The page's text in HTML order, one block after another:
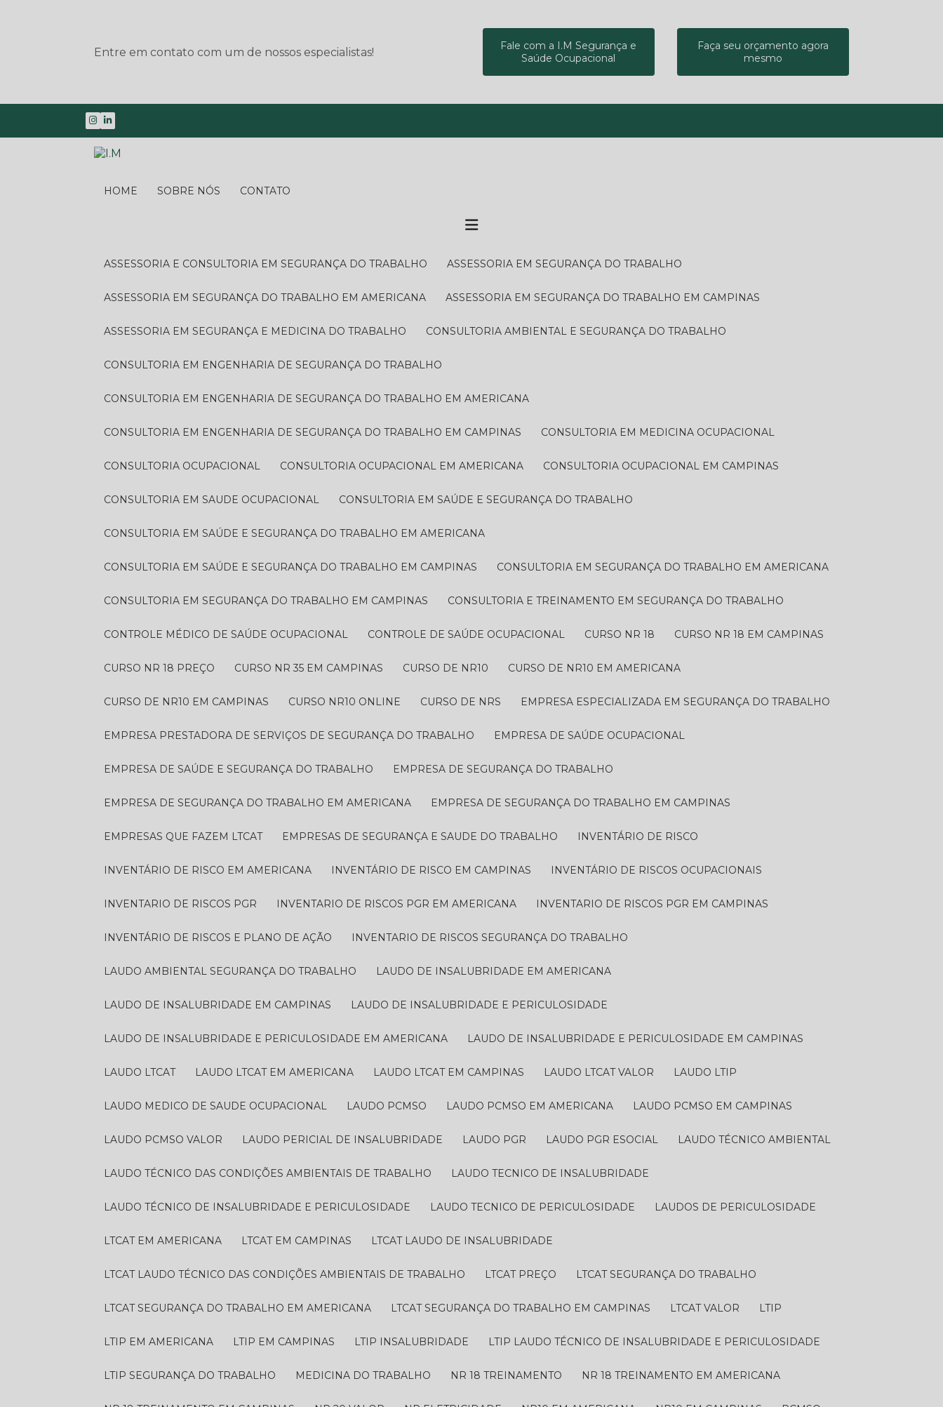
Entre em contato com um de nossos especialistas!
Fale com a I.M Segurança e
Saúde Ocupacional
Faça seu orçamento agora
mesmo
HOME SOBRE NÓS CONTATO
ASSESSORIA E CONSULTORIA EM SEGURANÇA DO TRABALHO ASSESSORIA EM SEGURANÇA DO TRABALHO
ASSESSORIA EM SEGURANÇA DO TRABALHO EM AMERICANA ASSESSORIA EM SEGURANÇA DO TRABALHO EM CAMPINAS
ASSESSORIA EM SEGURANÇA E MEDICINA DO TRABALHO CONSULTORIA AMBIENTAL E SEGURANÇA DO TRABALHO
CONSULTORIA EM ENGENHARIA DE SEGURANÇA DO TRABALHO
CONSULTORIA EM ENGENHARIA DE SEGURANÇA DO TRABALHO EM AMERICANA
CONSULTORIA EM ENGENHARIA DE SEGURANÇA DO TRABALHO EM CAMPINAS CONSULTORIA EM MEDICINA OCUPACIONAL
CONSULTORIA OCUPACIONAL CONSULTORIA OCUPACIONAL EM AMERICANA CONSULTORIA OCUPACIONAL EM CAMPINAS
CONSULTORIA EM SAUDE OCUPACIONAL CONSULTORIA EM SAÚDE E SEGURANÇA DO TRABALHO
CONSULTORIA EM SAÚDE E SEGURANÇA DO TRABALHO EM AMERICANA
CONSULTORIA EM SAÚDE E SEGURANÇA DO TRABALHO EM CAMPINAS CONSULTORIA EM SEGURANÇA DO TRABALHO EM AMERICANA
CONSULTORIA EM SEGURANÇA DO TRABALHO EM CAMPINAS CONSULTORIA E TREINAMENTO EM SEGURANÇA DO TRABALHO
CONTROLE MÉDICO DE SAÚDE OCUPACIONAL CONTROLE DE SAÚDE OCUPACIONAL CURSO NR 18 CURSO NR 18 EM CAMPINAS
CURSO NR 18 PREÇO CURSO NR 35 EM CAMPINAS CURSO DE NR10 CURSO DE NR10 EM AMERICANA
CURSO DE NR10 EM CAMPINAS CURSO NR10 ONLINE CURSO DE NRS EMPRESA ESPECIALIZADA EM SEGURANÇA DO TRABALHO
EMPRESA PRESTADORA DE SERVIÇOS DE SEGURANÇA DO TRABALHO EMPRESA DE SAÚDE OCUPACIONAL
EMPRESA DE SAÚDE E SEGURANÇA DO TRABALHO EMPRESA DE SEGURANÇA DO TRABALHO
EMPRESA DE SEGURANÇA DO TRABALHO EM AMERICANA EMPRESA DE SEGURANÇA DO TRABALHO EM CAMPINAS
EMPRESAS QUE FAZEM LTCAT EMPRESAS DE SEGURANÇA E SAUDE DO TRABALHO INVENTÁRIO DE RISCO
INVENTÁRIO DE RISCO EM AMERICANA INVENTÁRIO DE RISCO EM CAMPINAS INVENTÁRIO DE RISCOS OCUPACIONAIS
INVENTARIO DE RISCOS PGR INVENTARIO DE RISCOS PGR EM AMERICANA INVENTARIO DE RISCOS PGR EM CAMPINAS
INVENTÁRIO DE RISCOS E PLANO DE AÇÃO INVENTARIO DE RISCOS SEGURANÇA DO TRABALHO
LAUDO AMBIENTAL SEGURANÇA DO TRABALHO LAUDO DE INSALUBRIDADE EM AMERICANA
LAUDO DE INSALUBRIDADE EM CAMPINAS LAUDO DE INSALUBRIDADE E PERICULOSIDADE
LAUDO DE INSALUBRIDADE E PERICULOSIDADE EM AMERICANA LAUDO DE INSALUBRIDADE E PERICULOSIDADE EM CAMPINAS
LAUDO LTCAT LAUDO LTCAT EM AMERICANA LAUDO LTCAT EM CAMPINAS LAUDO LTCAT VALOR LAUDO LTIP
LAUDO MEDICO DE SAUDE OCUPACIONAL LAUDO PCMSO LAUDO PCMSO EM AMERICANA LAUDO PCMSO EM CAMPINAS
LAUDO PCMSO VALOR LAUDO PERICIAL DE INSALUBRIDADE LAUDO PGR LAUDO PGR ESOCIAL LAUDO TÉCNICO AMBIENTAL
LAUDO TÉCNICO DAS CONDIÇÕES AMBIENTAIS DE TRABALHO LAUDO TECNICO DE INSALUBRIDADE
LAUDO TÉCNICO DE INSALUBRIDADE E PERICULOSIDADE LAUDO TECNICO DE PERICULOSIDADE LAUDOS DE PERICULOSIDADE
LTCAT EM AMERICANA LTCAT EM CAMPINAS LTCAT LAUDO DE INSALUBRIDADE
LTCAT LAUDO TÉCNICO DAS CONDIÇÕES AMBIENTAIS DE TRABALHO LTCAT PREÇO LTCAT SEGURANÇA DO TRABALHO
LTCAT SEGURANÇA DO TRABALHO EM AMERICANA LTCAT SEGURANÇA DO TRABALHO EM CAMPINAS LTCAT VALOR LTIP
LTIP EM AMERICANA LTIP EM CAMPINAS LTIP INSALUBRIDADE LTIP LAUDO TÉCNICO DE INSALUBRIDADE E PERICULOSIDADE
LTIP SEGURANÇA DO TRABALHO MEDICINA DO TRABALHO NR 18 TREINAMENTO NR 18 TREINAMENTO EM AMERICANA